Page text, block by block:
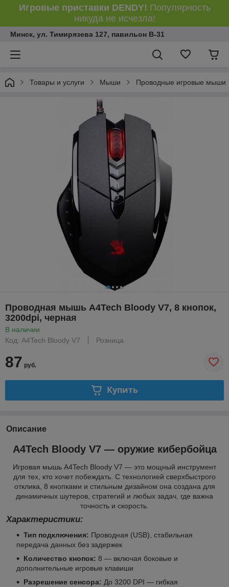
Игровые приставки DENDY! Популярность
никуда не исчезла!
Минск, ул. Тимирязева 127, павильон В-31
Товары и услуги Мыши Проводные игровые мыши
Проводная мышь A4Tech Bloody V7, 8 кнопок,
3200dpi, черная
В наличии
Код: A4Tech Bloody V7
Розница
87 руб.
Купить
Описание
A4Tech Bloody V7 — оружие кибербойца
Игровая мышь A4Tech Bloody V7 — это мощный инструмент
для тех, кто хочет побеждать. С технологией сверхбыстрого
отклика, 8 кнопками и стильным дизайном она создана для
динамичных шутеров, стратегий и любых задач, где важна
точность и скорость.
Характеристики:
Тип подключения: Проводная (USB), стабильная
передача данных без задержек
Количество кнопок: 8 — включая боковые и
дополнительные игровые клавиши
Разрешение сенсора: До 3200 DPI — гибкая